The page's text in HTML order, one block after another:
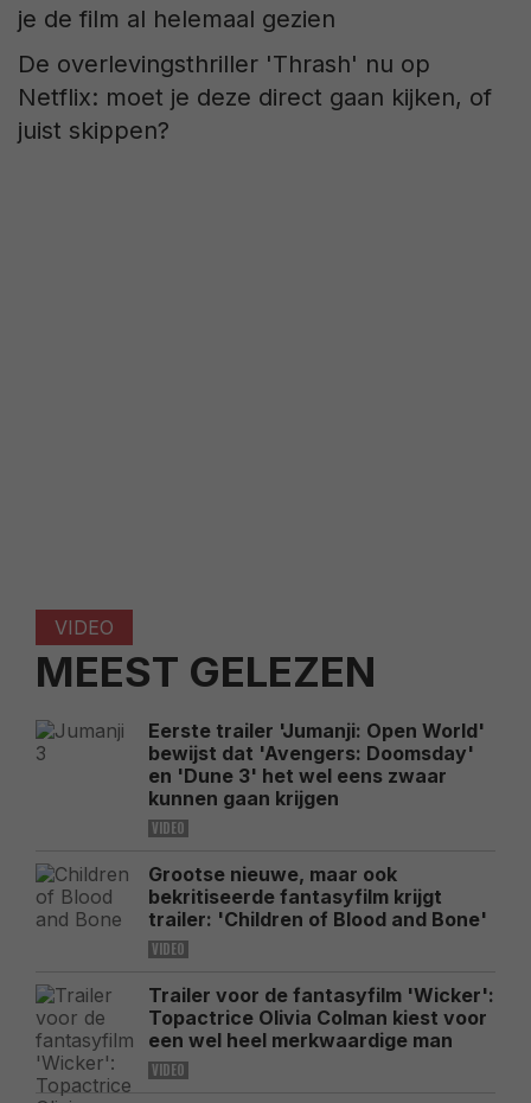
De overlevingsthriller 'Thrash' nu op
Netflix: moet je deze direct gaan kijken, of
juist skippen?
VIDEO
MEEST GELEZEN
Eerste trailer 'Jumanji: Open World'
bewijst dat 'Avengers: Doomsday'
en 'Dune 3' het wel eens zwaar
kunnen gaan krijgen
VIDEO
Grootse nieuwe, maar ook
bekritiseerde fantasyfilm krijgt
trailer: 'Children of Blood and Bone'
VIDEO
Trailer voor de fantasyfilm 'Wicker':
Topactrice Olivia Colman kiest voor
een wel heel merkwaardige man
VIDEO